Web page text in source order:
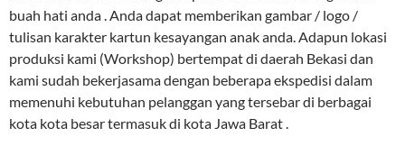
buah hati anda . Anda dapat memberikan gambar / logo /
tulisan karakter kartun kesayangan anak anda. Adapun lokasi
produksi kami (Workshop) bertempat di daerah Bekasi dan
kami sudah bekerjasama dengan beberapa ekspedisi dalam
memenuhi kebutuhan pelanggan yang tersebar di berbagai
kota kota besar termasuk di kota Jawa Barat .